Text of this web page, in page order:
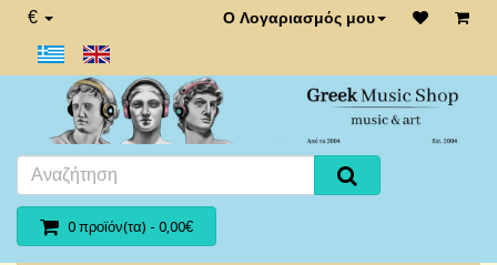
€ Ο Λογαριασμός μου
0 προϊόν(τα) - 0,00€